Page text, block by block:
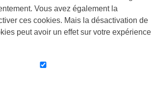
Vous avez également la
ces cookies. Mais la désactivation de
peut avoir un effet sur votre expérience